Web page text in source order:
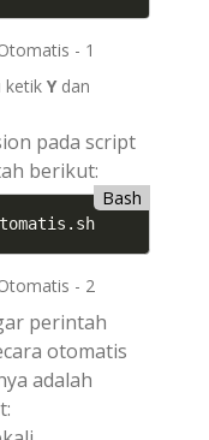
ketik Ydan
pada script
berikut:
Bash
perintah
otomatis
adalah